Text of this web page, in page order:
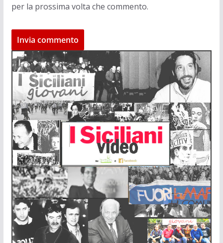
per la prossima volta che commento.